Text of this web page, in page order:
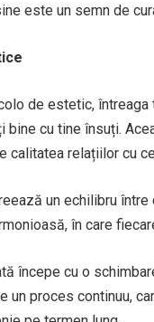
este un semn de
de estetic,
bine cu tine însuți.
calitatea relațiilor cu
un echilibru
în care
începe cu o
un proces continuu,